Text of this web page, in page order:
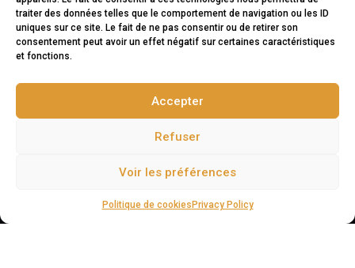
traiter des données telles que le comportement de navigation ou les ID
uniques sur ce site. Le fait de ne pas consentir ou de retirer son
consentement peut avoir un effet négatif sur certaines caractéristiques
et fonctions.
Accepter
Refuser
Voir les préférences
Politique de cookies Privacy Policy
1 rue paul Cézanne10410 Saint-Parres-aux-Tertres
06 65 16 06 32Email: